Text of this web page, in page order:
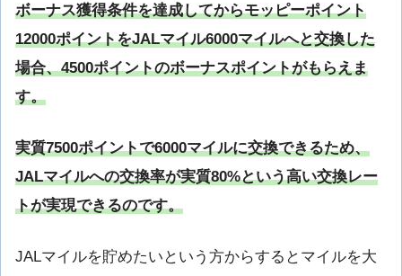
ボーナス獲得条件を達成してからモッピーポイント
12000ポイントをJALマイル6000マイルへと交換した
場合、4500ポイントのボーナスポイントがもらえま
す。
実質7500ポイントで6000マイルに交換できるため、
JALマイルへの交換率が実質80%という高い交換レー
トが実現できるのです。
JALマイルを貯めたいという方からするとマイルを大